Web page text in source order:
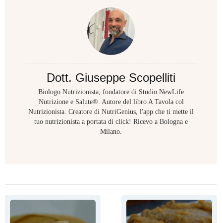
Dott. Giuseppe Scopelliti
Biologo Nutrizionista, fondatore di Studio NewLife
Nutrizione e Salute®. Autore del libro A Tavola col
Nutrizionista. Creatore di NutriGenius, l'app che ti mette il
tuo nutrizionista a portata di click! Ricevo a Bologna e
Milano.